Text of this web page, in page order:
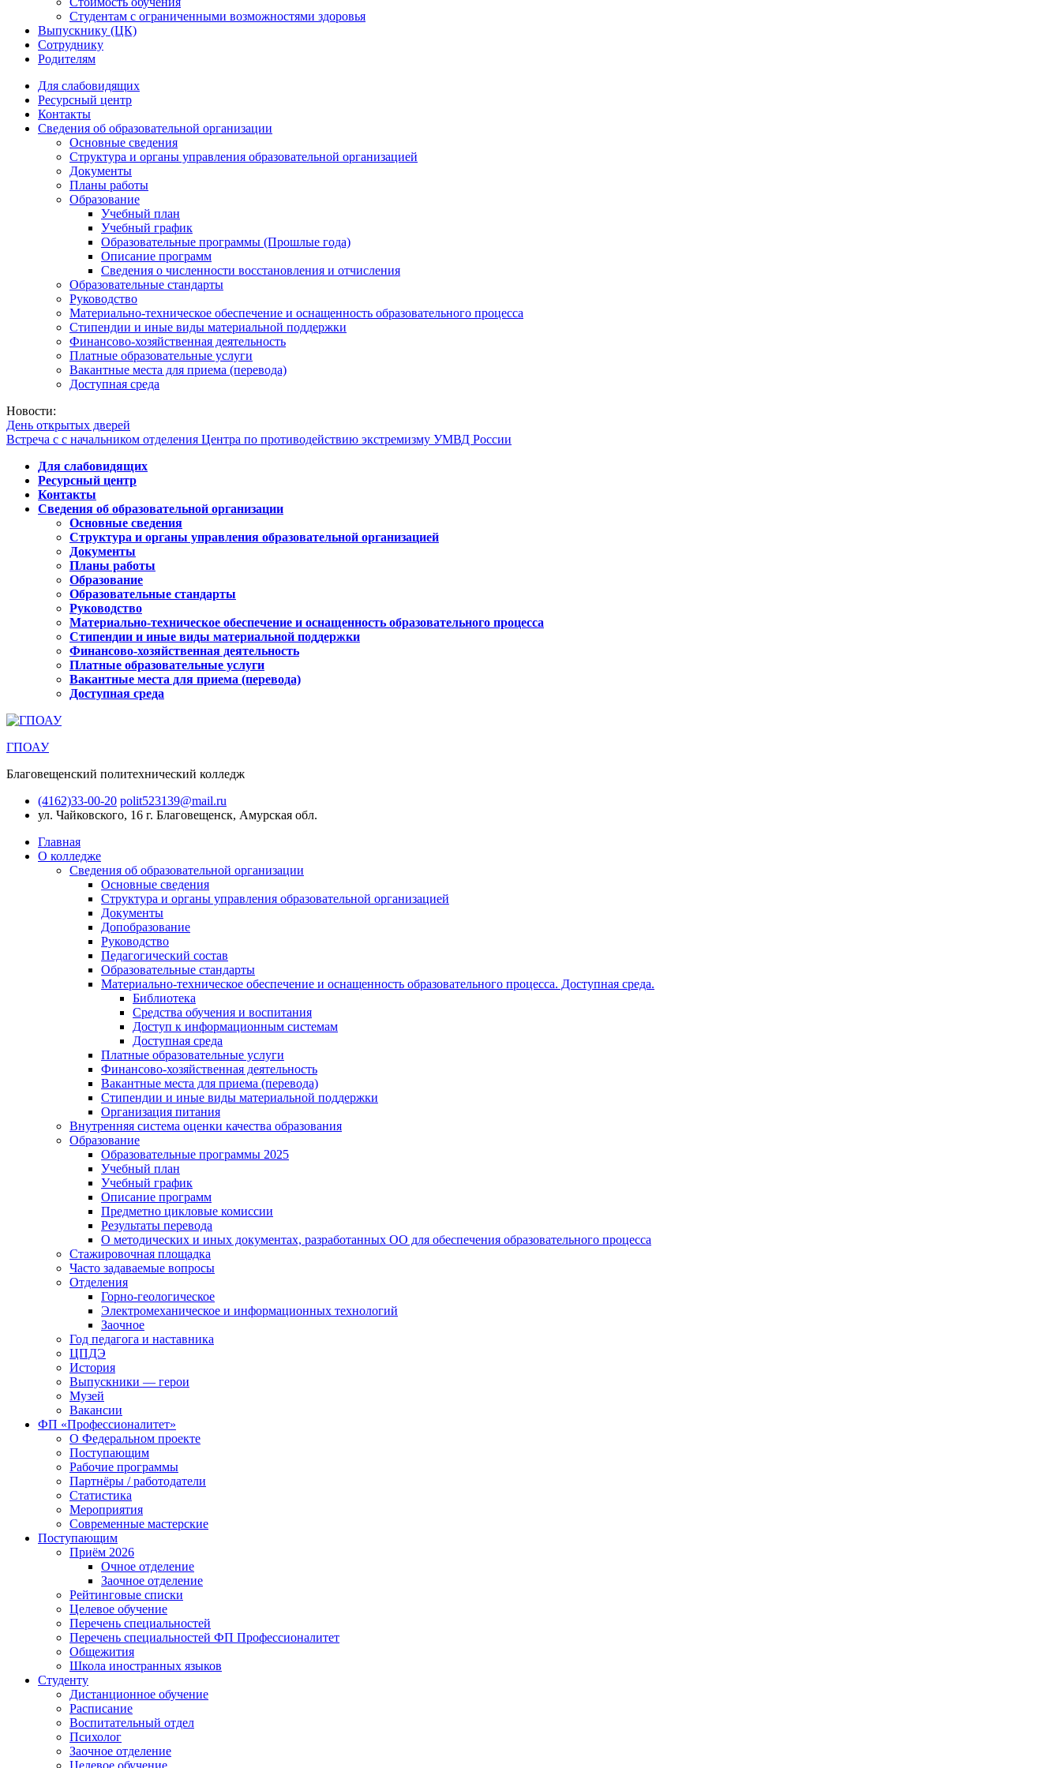
Студентам с ограниченными возможностями здоровья
Выпускнику (ЦК)
Сотруднику
Родителям
Для слабовидящих
Ресурсный центр
Контакты
Сведения об образовательной организации
Основные сведения
Структура и органы управления образовательной организацией
Документы
Планы работы
Образование
Учебный план
Учебный график
Образовательные программы (Прошлые года)
Описание программ
Сведения о численности восстановления и отчисления
Образовательные стандарты
Руководство
Материально-техническое обеспечение и оснащенность образовательного процесса
Стипендии и иные виды материальной поддержки
Финансово-хозяйственная деятельность
Платные образовательные услуги
Вакантные места для приема (перевода)
Доступная среда
Новости:
День открытых дверей
Встреча с с начальником отделения Центра по противодействию экстремизму УМВД России
Для слабовидящих
Ресурсный центр
Контакты
Сведения об образовательной организации
Основные сведения
Структура и органы управления образовательной организацией
Документы
Планы работы
Образование
Образовательные стандарты
Руководство
Материально-техническое обеспечение и оснащенность образовательного процесса
Стипендии и иные виды материальной поддержки
Финансово-хозяйственная деятельность
Платные образовательные услуги
Вакантные места для приема (перевода)
Доступная среда
ГПОАУ
Благовещенский политехнический колледж
(4162)33-00-20 polit523139@mail.ru
ул. Чайковского, 16 г. Благовещенск, Амурская обл.
Главная
О колледже
Сведения об образовательной организации
Основные сведения
Структура и органы управления образовательной организацией
Документы
Допобразование
Руководство
Педагогический состав
Образовательные стандарты
Материально-техническое обеспечение и оснащенность образовательного процесса. Доступная среда.
Библиотека
Средства обучения и воспитания
Доступ к информационным системам
Доступная среда
Платные образовательные услуги
Финансово-хозяйственная деятельность
Вакантные места для приема (перевода)
Стипендии и иные виды материальной поддержки
Организация питания
Внутренняя система оценки качества образования
Образование
Образовательные программы 2025
Учебный план
Учебный график
Описание программ
Предметно цикловые комиссии
Результаты перевода
О методических и иных документах, разработанных ОО для обеспечения образовательного процесса
Стажировочная площадка
Часто задаваемые вопросы
Отделения
Горно-геологическое
Электромеханическое и информационных технологий
Заочное
Год педагога и наставника
ЦПДЭ
История
Выпускники — герои
Музей
Вакансии
ФП «Профессионалитет»
О Федеральном проекте
Поступающим
Рабочие программы
Партнёры / работодатели
Статистика
Мероприятия
Современные мастерские
Поступающим
Приём 2026
Очное отделение
Заочное отделение
Рейтинговые списки
Целевое обучение
Перечень специальностей
Перечень специальностей ФП Профессионалитет
Общежития
Школа иностранных языков
Студенту
Дистанционное обучение
Расписание
Воспитательный отдел
Психолог
Заочное отделение
Целевое обучение